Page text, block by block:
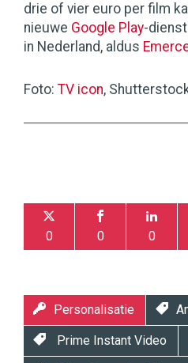
drie of vier euro per film
nieuwe Google Play-
in Nederland, aldus
Foto: TV icon,
0 0 0
Personalisatie
Prime Instant Video